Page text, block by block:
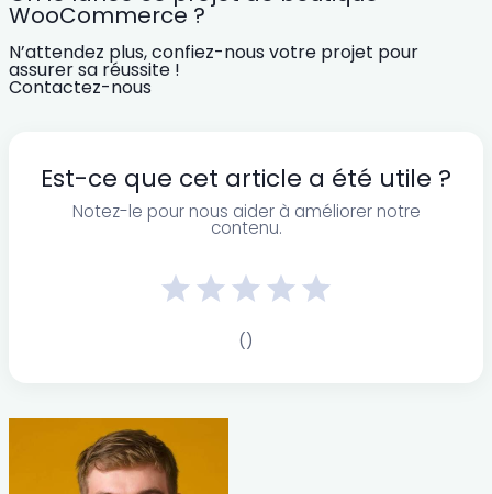
WooCommerce ?
N’attendez plus, confiez-nous votre projet pour
assurer sa réussite !
Contactez-nous
Est-ce que cet article a été utile ?
Notez-le pour nous aider à améliorer notre
contenu.